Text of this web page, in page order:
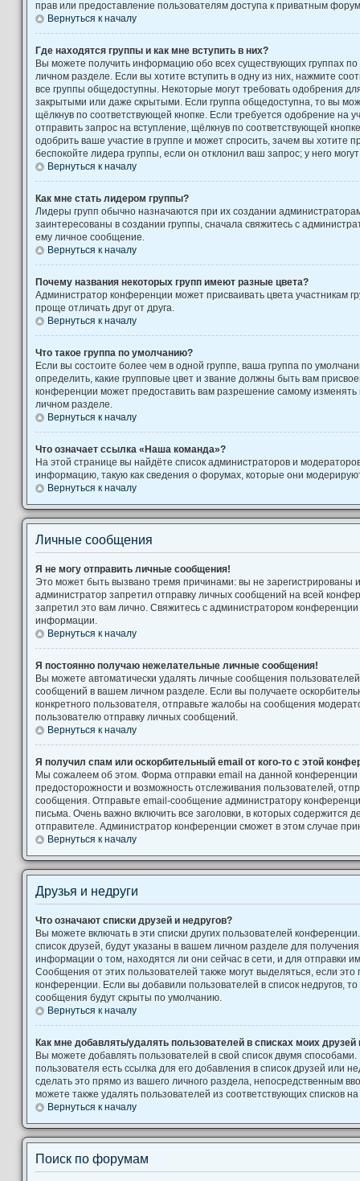
прав или предоставление пользователям доступа к приватным
Вернуться к началу
Где находятся группы и как мне вступить в них?
Вы можете получить информацию обо всех существующих группах
личном разделе. Если вы хотите вступить в одну из них, нажмите
все группы общедоступны. Некоторые могут требовать одобрения
закрытыми или даже скрытыми. Если группа общедоступна, то вы
щёлкнув по соответствующей кнопке. Если требуется одобрение на
отправить запрос на вступление, щёлкнув по соответствующей
одобрить ваше участие в группе и может спросить, зачем вы хотите
беспокойте лидера группы, если он отклонил ваш запрос; у него
Вернуться к началу
Как мне стать лидером группы?
Лидеры групп обычно назначаются при их создании
заинтересованы в создании группы, сначала свяжитесь с
ему личное сообщение.
Вернуться к началу
Почему названия некоторых групп имеют разные цвета?
Администратор конференции может присваивать цвета участникам
проще отличать друг от друга.
Вернуться к началу
Что такое группа по умолчанию?
Если вы состоите более чем в одной группе, ваша группа по
определить, какие групповые цвет и звание должны быть вам
конференции может предоставить вам разрешение самому изменять
личном разделе.
Вернуться к началу
Что означает ссылка «Наша команда»?
На этой странице вы найдёте список администраторов и
информацию, такую как сведения о форумах, которые они
Вернуться к началу
Личные сообщения
Я не могу отправить личные сообщения!
Это может быть вызвано тремя причинами: вы не
администратор запретил отправку личных сообщений на всей
запретил это вам лично. Свяжитесь с администратором
информации.
Вернуться к началу
Я постоянно получаю нежелательные личные сообщения!
Вы можете автоматически удалять личные сообщения
сообщений в вашем личном разделе. Если вы получаете
конкретного пользователя, отправьте жалобы на сообщения
пользователю отправку личных сообщений.
Вернуться к началу
Я получил спам или оскорбительный email от кого-то с этой
Мы сожалеем об этом. Форма отправки email на данной
предосторожности и возможность отслеживания пользователей,
сообщения. Отправьте email-сообщение администратору
письма. Очень важно включить все заголовки, в которых содержится
отправителе. Администратор конференции сможет в этом случае
Вернуться к началу
Друзья и недруги
Что означают списки друзей и недругов?
Вы можете включать в эти списки других пользователей
список друзей, будут указаны в вашем личном разделе для
информации о том, находятся ли они сейчас в сети, и для отправки
Сообщения от этих пользователей также могут выделяться, если
конференции. Если вы добавили пользователей в список недругов,
сообщения будут скрыты по умолчанию.
Вернуться к началу
Как мне добавлять/удалять пользователей в списках моих друзей
Вы можете добавлять пользователей в свой список двумя
пользователя есть ссылка для его добавления в список друзей или
сделать это прямо из вашего личного раздела, непосредственным
можете также удалять пользователей из соответствующих списков
Вернуться к началу
Поиск по форумам